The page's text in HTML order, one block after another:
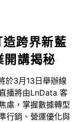
造跨界新藍
講揭秘
於3月13日舉辦線
播將由LnData 客
慮，掌握數據轉型
行銷、營運優化與